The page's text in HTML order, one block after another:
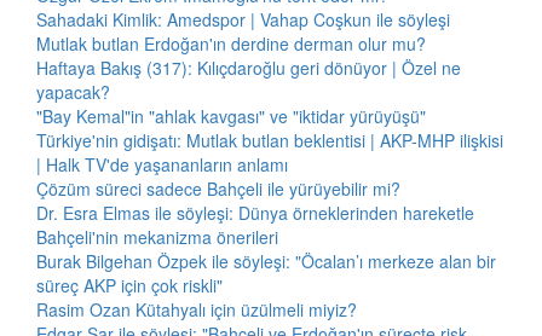
Sahadaki Kimlik: Amedspor | Vahap Coşkun ile söyleşi
Mutlak butlan Erdoğan'ın derdine derman olur mu?
Haftaya Bakış (317): Kılıçdaroğlu geri dönüyor | Özel ne
yapacak?
"Bay Kemal"in "ahlak kavgası" ve "iktidar yürüyüşü"
Türkiye'nin gidişatı: Mutlak butlan beklentisi | AKP-MHP ilişkisi
| Halk TV'de yaşananların anlamı
Çözüm süreci sadece Bahçeli ile yürüyebilir mi?
Dr. Esra Elmas ile söyleşi: Dünya örneklerinden hareketle
Bahçeli'nin mekanizma önerileri
Burak Bilgehan Özpek ile söyleşi: "Öcalan’ı merkeze alan bir
süreç AKP için çok riskli"
Rasim Ozan Kütahyalı için üzülmeli miyiz?